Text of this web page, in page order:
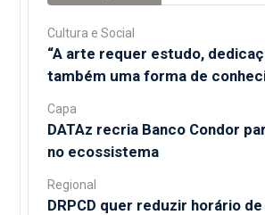
Cultura e Social
“A arte requer estudo,
também uma forma de
Capa
DATAz recria Banco Condor
no ecossistema
Regional
DRPCD quer reduzir horário